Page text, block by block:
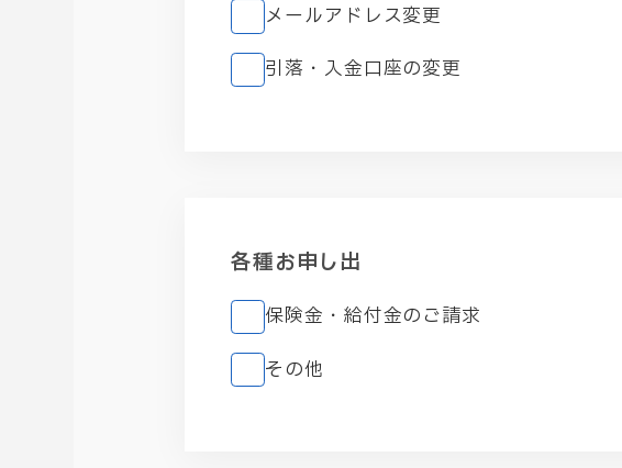
メールアドレス変更
引落・入金口座の変更
各種お申し出
保険金・給付金のご請求
その他